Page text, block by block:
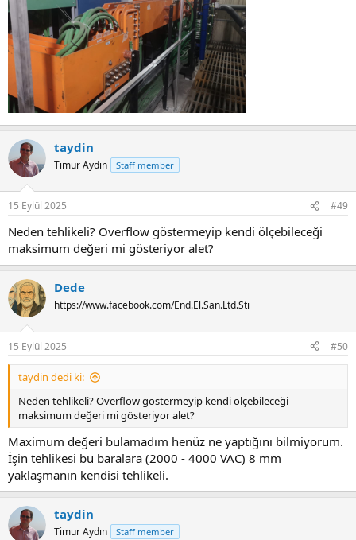
taydin
Timur Aydın Staff member
15 Eylül 2025 #49
Neden tehlikeli? Overflow göstermeyip kendi ölçebileceği
maksimum değeri mi gösteriyor alet?
Dede
https://www.facebook.com/End.El.San.Ltd.Sti
15 Eylül 2025 #50
taydin dedi ki:
Neden tehlikeli? Overflow göstermeyip kendi ölçebileceği
maksimum değeri mi gösteriyor alet?
Maximum değeri bulamadım henüz ne yaptığını bilmiyorum.
İşin tehlikesi bu baralara (2000 - 4000 VAC) 8 mm
yaklaşmanın kendisi tehlikeli.
taydin
Timur Aydın Staff member